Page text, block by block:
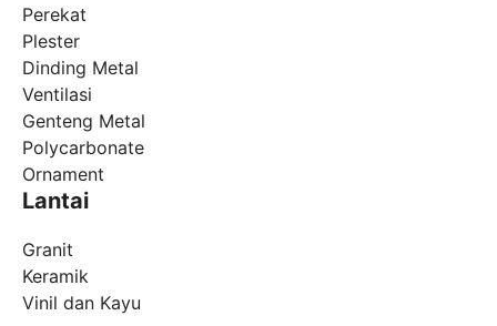
Perekat
Plester
Dinding Metal
Ventilasi
Genteng Metal
Polycarbonate
Ornament
Lantai
Granit
Keramik
Vinil dan Kayu